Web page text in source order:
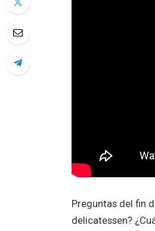
Preguntas del fin
delicatessen?